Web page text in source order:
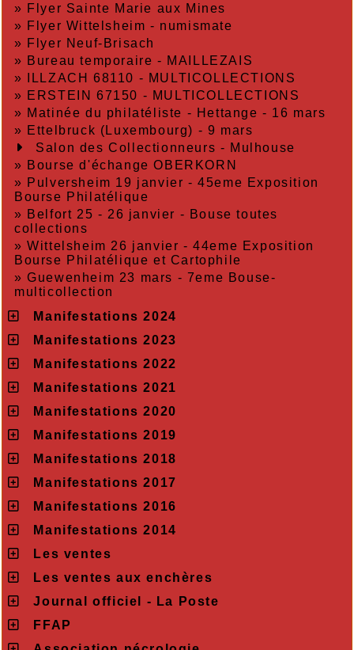
» Flyer Sainte Marie aux Mines
» Flyer Wittelsheim - numismate
» Flyer Neuf-Brisach
» Bureau temporaire - MAILLEZAIS
»
ILLZACH 68110 - MULTICOLLECTIONS
» ERSTEIN 67150 - MULTICOLLECTIONS
» Matinée du philatéliste - Hettange - 16 mars
» Ettelbruck (Luxembourg) - 9 mars
Salon des Collectionneurs - Mulhouse
» Bourse d'échange OBERKORN
» Pulversheim 19 janvier - 45eme Exposition
Bourse Philatélique
» Belfort 25 - 26 janvier - Bouse toutes
collections
»Wittelsheim 26 janvier - 44eme Exposition
Bourse Philatélique et Cartophile
»Guewenheim 23 mars - 7eme Bouse-
multicollection
Manifestations 2024
Manifestations 2023
Manifestations 2022
Manifestations 2021
Manifestations 2020
Manifestations 2019
Manifestations 2018
Manifestations 2017
Manifestations 2016
Manifestations 2014
Les ventes
Les ventes aux enchères
Journal officiel - La Poste
FFAP